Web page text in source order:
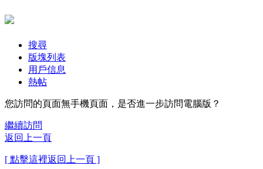
搜尋
版塊列表
用戶信息
熱帖
您訪問的頁面無手機頁面，是否進一步訪問電腦版？
繼續訪問
返回上一頁
[ 點擊這裡返回上一頁 ]